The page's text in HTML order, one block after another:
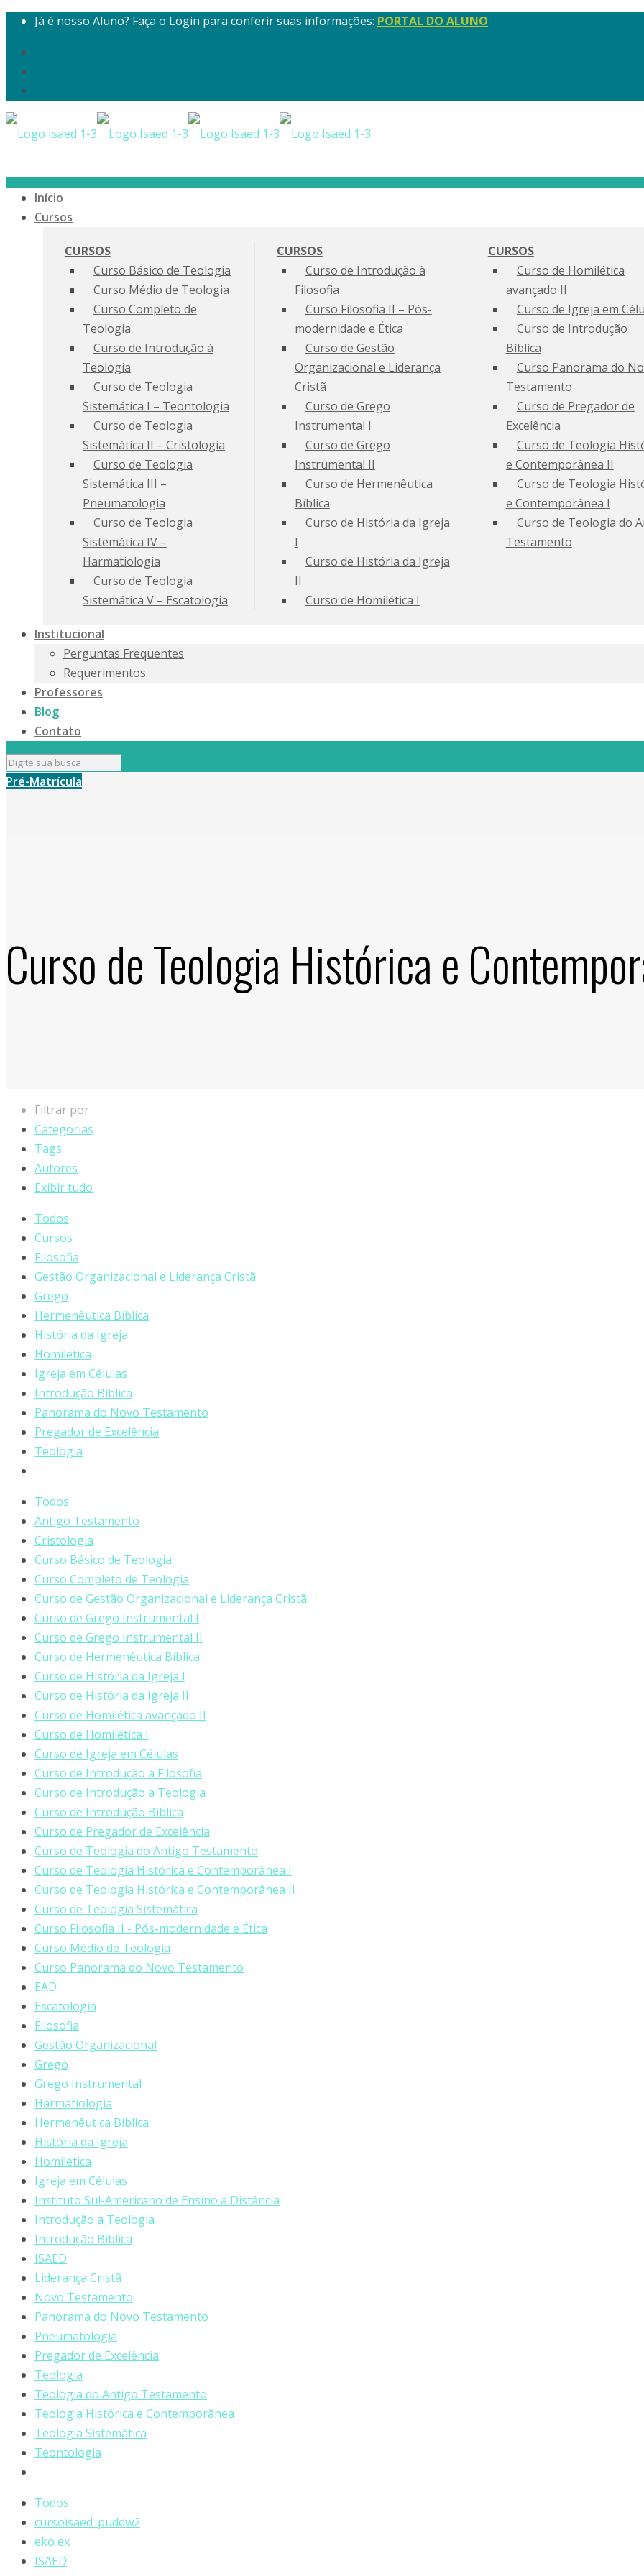
Já é nosso Aluno? Faça o Login para conferir suas informações: PORTAL DO ALUNO
Início
Cursos
CURSOS
Curso Básico de Teologia
Curso Médio de Teologia
Curso Completo de
Teologia
Curso de Introdução à
Teologia
Curso de Teologia
Sistemática I – Teontologia
Curso de Teologia
Sistemática II – Cristologia
Curso de Teologia
Sistemática III –
Pneumatologia
Curso de Teologia
Sistemática IV –
Harmatiologia
Curso de Teologia
Sistemática V – Escatologia
CURSOS
Curso de Introdução à
Filosofia
Curso Filosofia II – Pós-
modernidade e Ética
Curso de Gestão
Organizacional e Liderança
Cristã
Curso de Grego
Instrumental I
Curso de Grego
Instrumental II
Curso de Hermenêutica
Bíblica
Curso de História da Igreja
I
Curso de História da Igreja
II
Curso de Homilética I
CURSOS
Curso de Homilética
avançado II
Curso de Igreja em
Curso de Introdução
Bíblica
Curso Panorama do
Testamento
Curso de Pregador de
Excelência
Curso de Teologia
e Contemporânea II
Curso de Teologia
e Contemporânea I
Curso de Teologia do
Testamento
Institucional
Perguntas Frequentes
Requerimentos
Professores
Blog
Contato
Pré-Matrícula
Curso de Teologia Histórica e
Filtrar por
Categorias
Tags
Autores
Exibir tudo
Todos
Cursos
Filosofia
Gestão Organizacional e Liderança Cristã
Grego
Hermenêutica Bíblica
História da Igreja
Homilética
Igreja em Células
Introdução Bíblica
Panorama do Novo Testamento
Pregador de Excelência
Teologia
Todos
Antigo Testamento
Cristologia
Curso Básico de Teologia
Curso Completo de Teologia
Curso de Gestão Organizacional e Liderança Cristã
Curso de Grego Instrumental I
Curso de Grego Instrumental II
Curso de Hermenêutica Bíblica
Curso de História da Igreja I
Curso de História da Igreja II
Curso de Homilética avançado II
Curso de Homilética I
Curso de Igreja em Células
Curso de Introdução a Filosofia
Curso de Introdução a Teologia
Curso de Introdução Bíblica
Curso de Pregador de Excelência
Curso de Teologia do Antigo Testamento
Curso de Teologia Histórica e Contemporânea I
Curso de Teologia Histórica e Contemporânea II
Curso de Teologia Sistemática
Curso Filosofia II - Pós-modernidade e Ética
Curso Médio de Teologia
Curso Panorama do Novo Testamento
EAD
Escatologia
Filosofia
Gestão Organizacional
Grego
Grego Instrumental
Harmatiologia
Hermenêutica Bíblica
História da Igreja
Homilética
Igreja em Células
Instituto Sul-Americano de Ensino a Distância
Introdução a Teologia
Introdução Bíblica
ISAED
Liderança Cristã
Novo Testamento
Panorama do Novo Testamento
Pneumatologia
Pregador de Excelência
Teologia
Teologia do Antigo Testamento
Teologia Histórica e Contemporânea
Teologia Sistemática
Teontologia
Todos
cursoisaed_puddw2
eko ex
ISAED